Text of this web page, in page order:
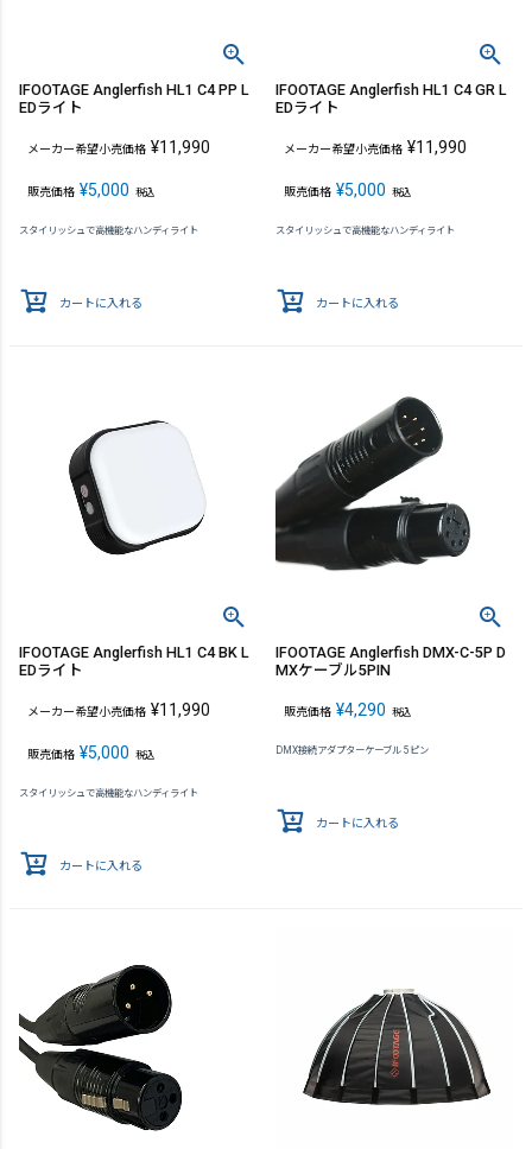
IFOOTAGE Anglerfish HL1 C4 PP L
EDライト
メーカー希望小売価格 ¥11,990
販売価格 ¥5,000 税込
スタイリッシュで高機能なハンディライト
カートに入れる
IFOOTAGE Anglerfish HL1 C4 GR L
EDライト
メーカー希望小売価格 ¥11,990
販売価格 ¥5,000 税込
スタイリッシュで高機能なハンディライト
カートに入れる
IFOOTAGE Anglerfish HL1 C4 BK L
EDライト
メーカー希望小売価格 ¥11,990
販売価格 ¥5,000 税込
スタイリッシュで高機能なハンディライト
カートに入れる
IFOOTAGE Anglerfish DMX-C-5P D
MXケーブル5PIN
販売価格 ¥4,290 税込
DMX接続アダプターケーブル 5ピン
カートに入れる